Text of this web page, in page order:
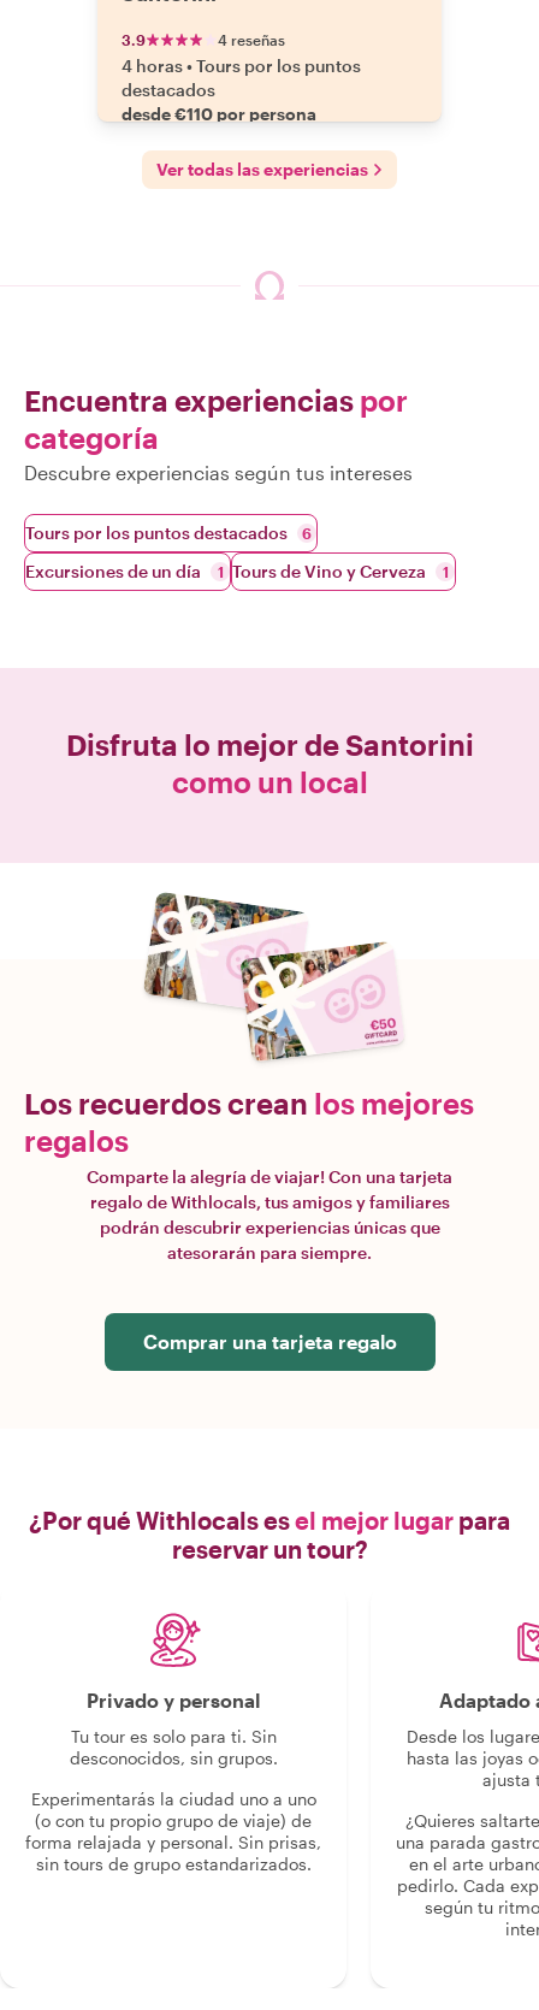
3.9 4 reseñas
4 horas•Tours por los puntos
destacados
desde €110 por persona
Ver todas las experiencias
Encuentra experiencias por
categoría
Descubre experiencias según tus intereses
Tours por los puntos destacados 6
Excursiones de un día 1 Tours de Vino y Cerveza 1
Disfruta lo mejor deSantorini
como un local
Los recuerdos crean los mejores
regalos
Comparte la alegría de viajar! Con una tarjeta
regalo de Withlocals, tus amigos y familiares
podrán descubrir experiencias únicas que
atesorarán para siempre.
Comprar una tarjeta regalo
¿Por qué Withlocals esel mejor lugar para
reservar un tour?
Privado y personal
Tu tour es solo para ti. Sin
desconocidos, sin grupos.
Experimentarás la ciudad uno a uno
(o con tu propio grupo de viaje) de
forma relajada y personal. Sin prisas,
sin tours de grupo estandarizados.
Adaptado
Desde los
hasta las joyas
ajusta
¿Quieres
una parada
en el arte
pedirlo. Cada
según tu